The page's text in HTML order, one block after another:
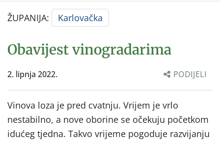
ŽUPANIJA: Karlovačka
Obavijest vinogradarima
2. lipnja 2022. PODIJELI
Vinova loza je pred cvatnju. Vrijem je vrlo
nestabilno, a nove oborine se očekuju početkom
idućeg tjedna. Takvo vrijeme pogoduje razvijanju